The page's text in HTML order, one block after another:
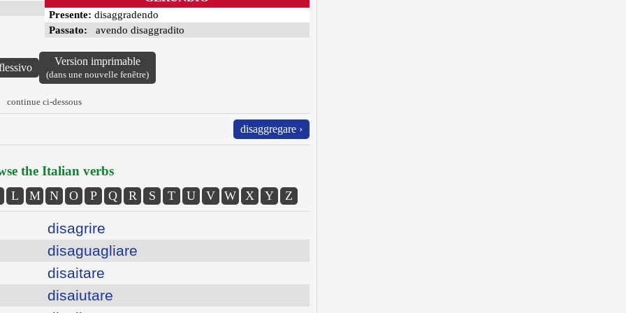
Presente: disaggradendo
Passato: avendo disaggradito
Version imprimable
(dans une nouvelle fenêtre)
continue ci-dessous
disaggregare ›
the Italian verbs
L M N O P Q R S T U V W X Y Z
disagrire
disaguagliare
disaitare
disaiutare